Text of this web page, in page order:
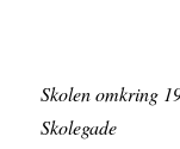
Skolen omkring
Skolegade